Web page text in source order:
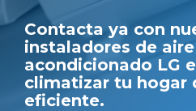
Contacta ya con
instaladores de aire
acondicionado LG
climatizar tu hogar
eficiente.